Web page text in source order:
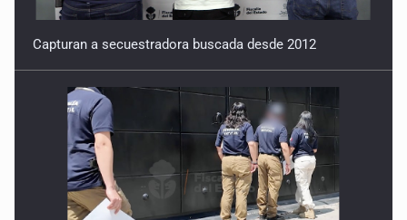
Capturan a secuestradora buscada desde 2012